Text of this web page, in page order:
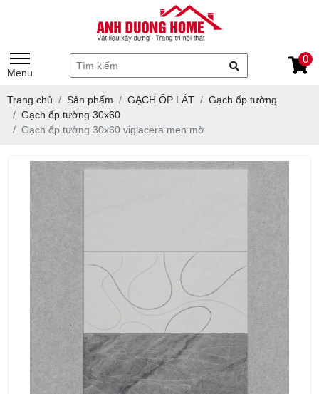
Menu
0
Trang chủ Sản phẩm GẠCH ỐP LÁT
Gạch ốp tường
Gạch ốp tường 30x60
Gạch ốp tường 30x60 viglacera men mờ